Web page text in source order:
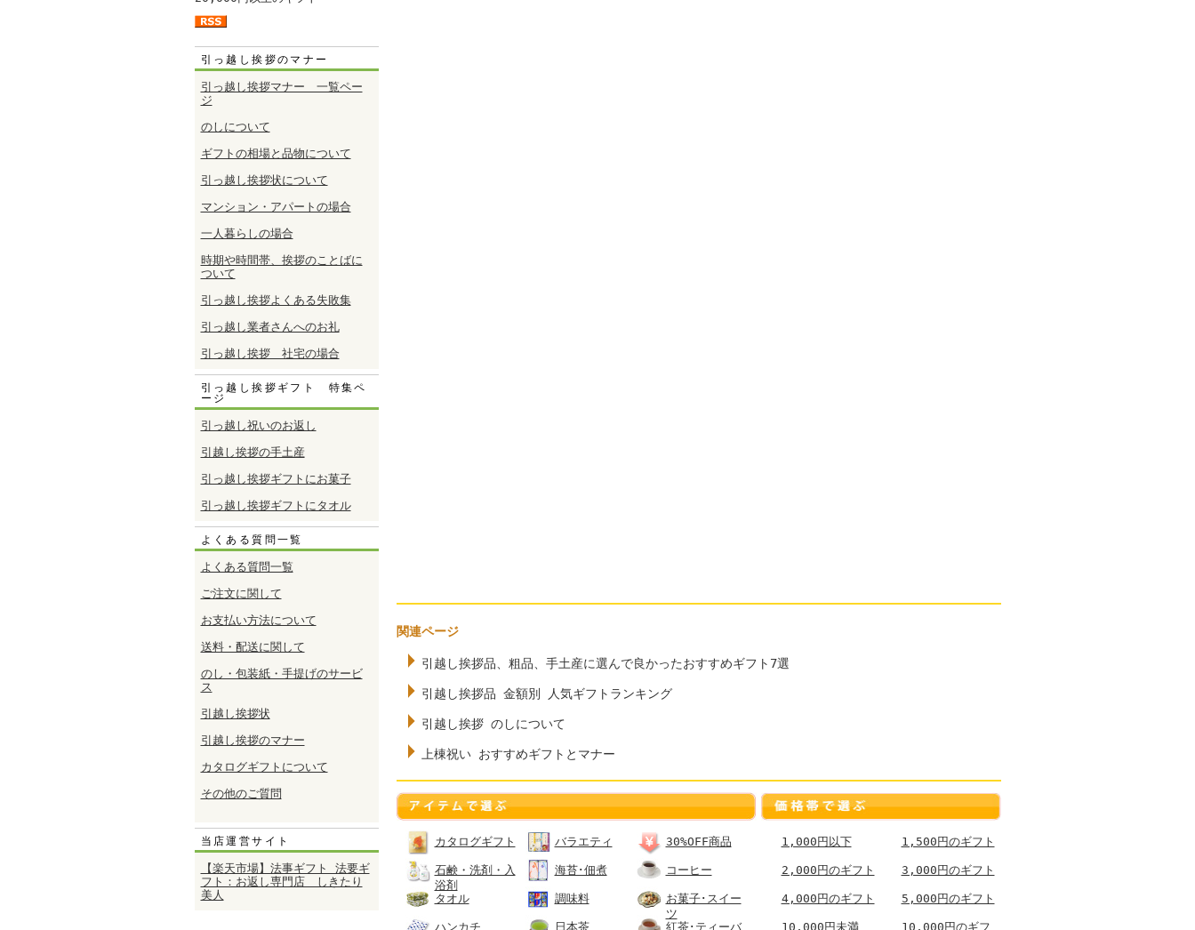
引っ越し挨拶のマナー
引っ越し挨拶マナー 一覧ペー
ジ
のしについて
ギフトの相場と品物について
引っ越し挨拶状について
マンション・アパートの場合
一人暮らしの場合
時期や時間帯、挨拶のことばに
ついて
引っ越し挨拶よくある失敗集
引っ越し業者さんへのお礼
引っ越し挨拶 社宅の場合
引っ越し挨拶ギフト 特集ペ
ージ
引っ越し祝いのお返し
引越し挨拶の手土産
引っ越し挨拶ギフトにお菓子
引っ越し挨拶ギフトにタオル
よくある質問一覧
よくある質問一覧
ご注文に関して
お支払い方法について
送料・配送に関して
のし・包装紙・手提げのサービ
ス
引越し挨拶状
引越し挨拶のマナー
カタログギフトについて
その他のご質問
当店運営サイト
【楽天市場】法事ギフト 法要ギ
フト：お返し専門店 しきたり
美人
関連ページ
引越し挨拶品、粗品、手土産に選んで良かったおすすめギフト7選
引越し挨拶品 金額別 人気ギフトランキング
引越し挨拶 のしについて
上棟祝い おすすめギフトとマナー
カタログギフト
石鹸・洗剤・入
浴剤
タオル
ハンカチ
バラエティ
海苔･佃煮
調味料
日本茶
30%OFF商品
コーヒー
お菓子･スイー
ツ
紅茶･ティーバ
1,000円以下
2,000円のギフト
4,000円のギフト
10,000円未満
1,500円のギフト
3,000円のギフト
5,000円のギフト
10,000円のギフ